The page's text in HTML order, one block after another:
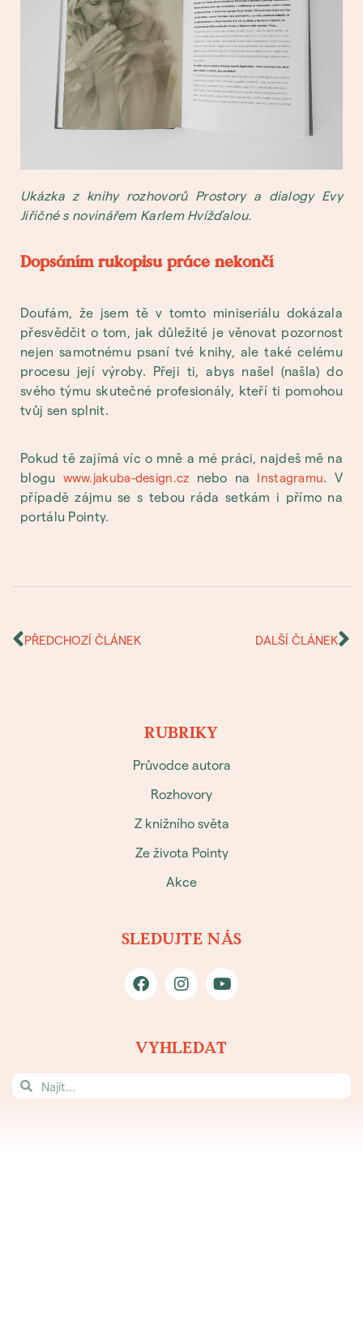
Ukázka z knihy rozhovorů Prostory a dialogy Evy
Jiřičné s novinářem Karlem Hvížďalou.
Dopsáním rukopisu práce nekončí
Doufám, že jsem tě v tomto miniseriálu dokázala
přesvědčit o tom, jak důležité je věnovat pozornost
nejen samotnému psaní tvé knihy, ale také celému
procesu její výroby. Přeji ti, abys našel (našla) do
svého týmu skutečné profesionály, kteří ti pomohou
tvůj sen splnit.
Pokud tě zajímá víc o mně a mé práci, najdeš mě na
blogu www.jakuba-design.cz nebo na Instagramu
. V
případě zájmu se s tebou ráda setkám i přímo na
portálu Pointy.
PŘEDCHOZÍ ČLÁNEK DALŠÍ ČLÁNEK
RUBRIKY
Průvodce autora
Rozhovory
Z knižního světa
Ze života Pointy
Akce
SLEDUJTE NÁS
VYHLEDAT